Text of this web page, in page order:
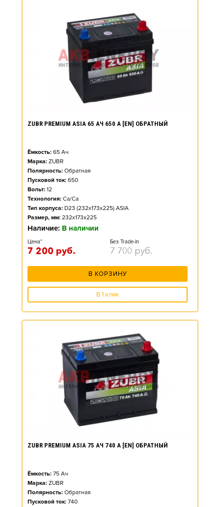
ZUBR PREMIUM ASIA 65 АЧ 650 А [EN] ОБРАТНЫЙ
Ёмкость: 65 Ач
Марка: ZUBR
Полярность: Обратная
Пусковой ток: 650
Вольт: 12
Технология: Ca/Ca
Тип корпуса: D23 (232x173x225) ASIA
Размер, мм: 232x173x225
Наличие: В наличии
Цена*
7 200 руб.
Без Trade-in
7 700 руб.
В КОРЗИНУ
В 1 клик
ZUBR PREMIUM ASIA 75 АЧ 740 А [EN] ОБРАТНЫЙ
Ёмкость: 75 Ач
Марка: ZUBR
Полярность: Обратная
Пусковой ток: 740